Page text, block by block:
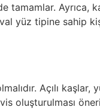
Ayrıca,
yüz tipine sahip
Açılı
oluşturulması